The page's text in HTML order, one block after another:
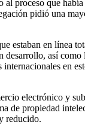
al proceso que
pidió una
estaban en línea
desarrollo, así como
en
electrónico y
de propiedad
reducido.